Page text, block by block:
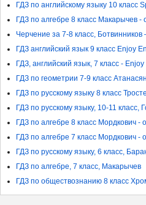
ГДЗ по английскому языку 10 класс
ГДЗ по алгебре 8 класс Макарычев
Черчение за 7-8 класс,
ГДЗ английский язык 9 класс Enjoy
ГДЗ, английский язык, 7 класс -
ГДЗ по геометрии 7-9 класс
ГДЗ по русскому языку 8 класс
ГДЗ по русскому языку, 10-11 класс,
ГДЗ по алгебре 8 класс Мордкович -
ГДЗ по алгебре 7 класс Мордкович -
ГДЗ по русскому языку, 6 класс,
ГДЗ по алгебре, 7 класс, Макарычев
ГДЗ по обществознанию 8 класс